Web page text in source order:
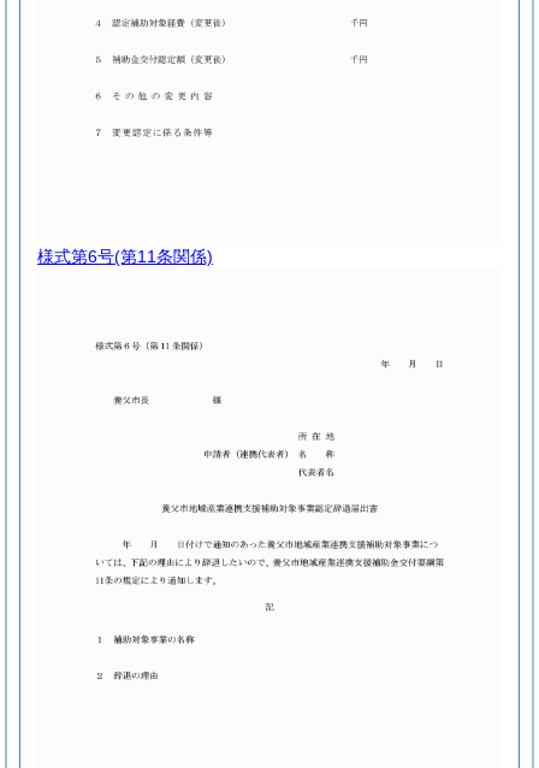
様式第6号(第11条関係)